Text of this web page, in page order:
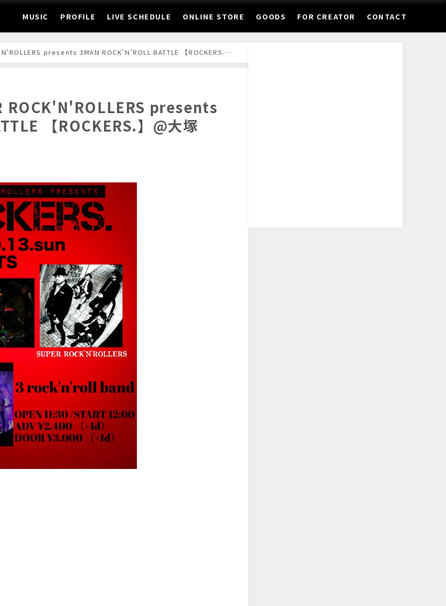
MUSIC PROFILE LIVE SCHEDULE ONLINE STORE GOODS FOR CREATOR CONTACT
presents 3MAN ROCK'N'ROLL BATTLE 【ROCKERS.】
ROCK'N'ROLLERS presents
【ROCKERS.】@大塚